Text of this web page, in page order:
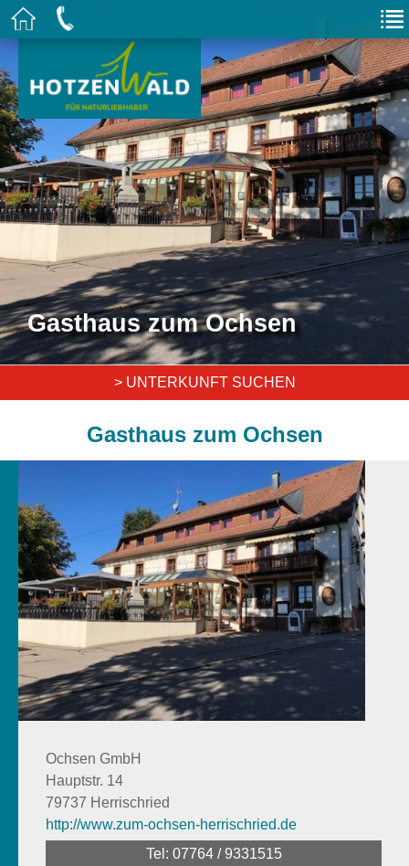
Gasthaus zum Ochsen
> UNTERKUNFT SUCHEN
Gasthaus zum Ochsen
Ochsen GmbH
Hauptstr. 14
79737 Herrischried
http://www.zum-ochsen-herrischried.de
Tel: 07764 / 9331515